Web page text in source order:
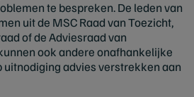
te bespreken. De leden van
uit de MSC Raad van Toezicht,
of de Adviesraad van
ook andere onafhankelijke
uitnodiging advies verstrekken aan